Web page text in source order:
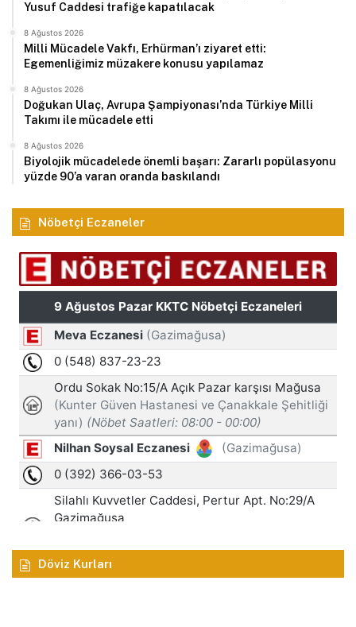
Yusuf Caddesi trafiğe kapatılacak
8 Ağustos 2026
Milli Mücadele Vakfı, Erhürman’ı ziyaret etti:
Egemenliğimiz müzakere konusu yapılamaz
8 Ağustos 2026
Doğukan Ulaç, Avrupa Şampiyonası’nda Türkiye Milli
Takımı ile mücadele etti
8 Ağustos 2026
Biyolojik mücadelede önemli başarı: Zararlı popülasyonu
yüzde 90’a varan oranda baskılandı
Nöbetçi Eczaneler
Döviz Kurları